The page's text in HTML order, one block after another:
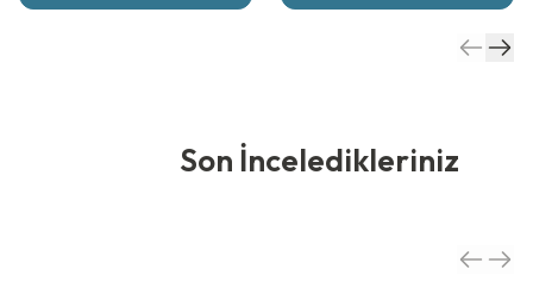
Son İnceledikleriniz